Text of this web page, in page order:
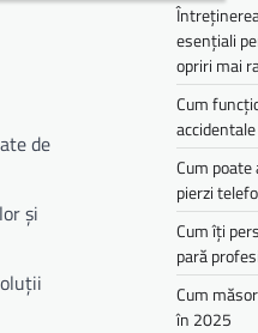
de
și
esențiali
opriri mai
Cum
Cum poate
pierzi
Cum îți
pară
Cum
în 2025